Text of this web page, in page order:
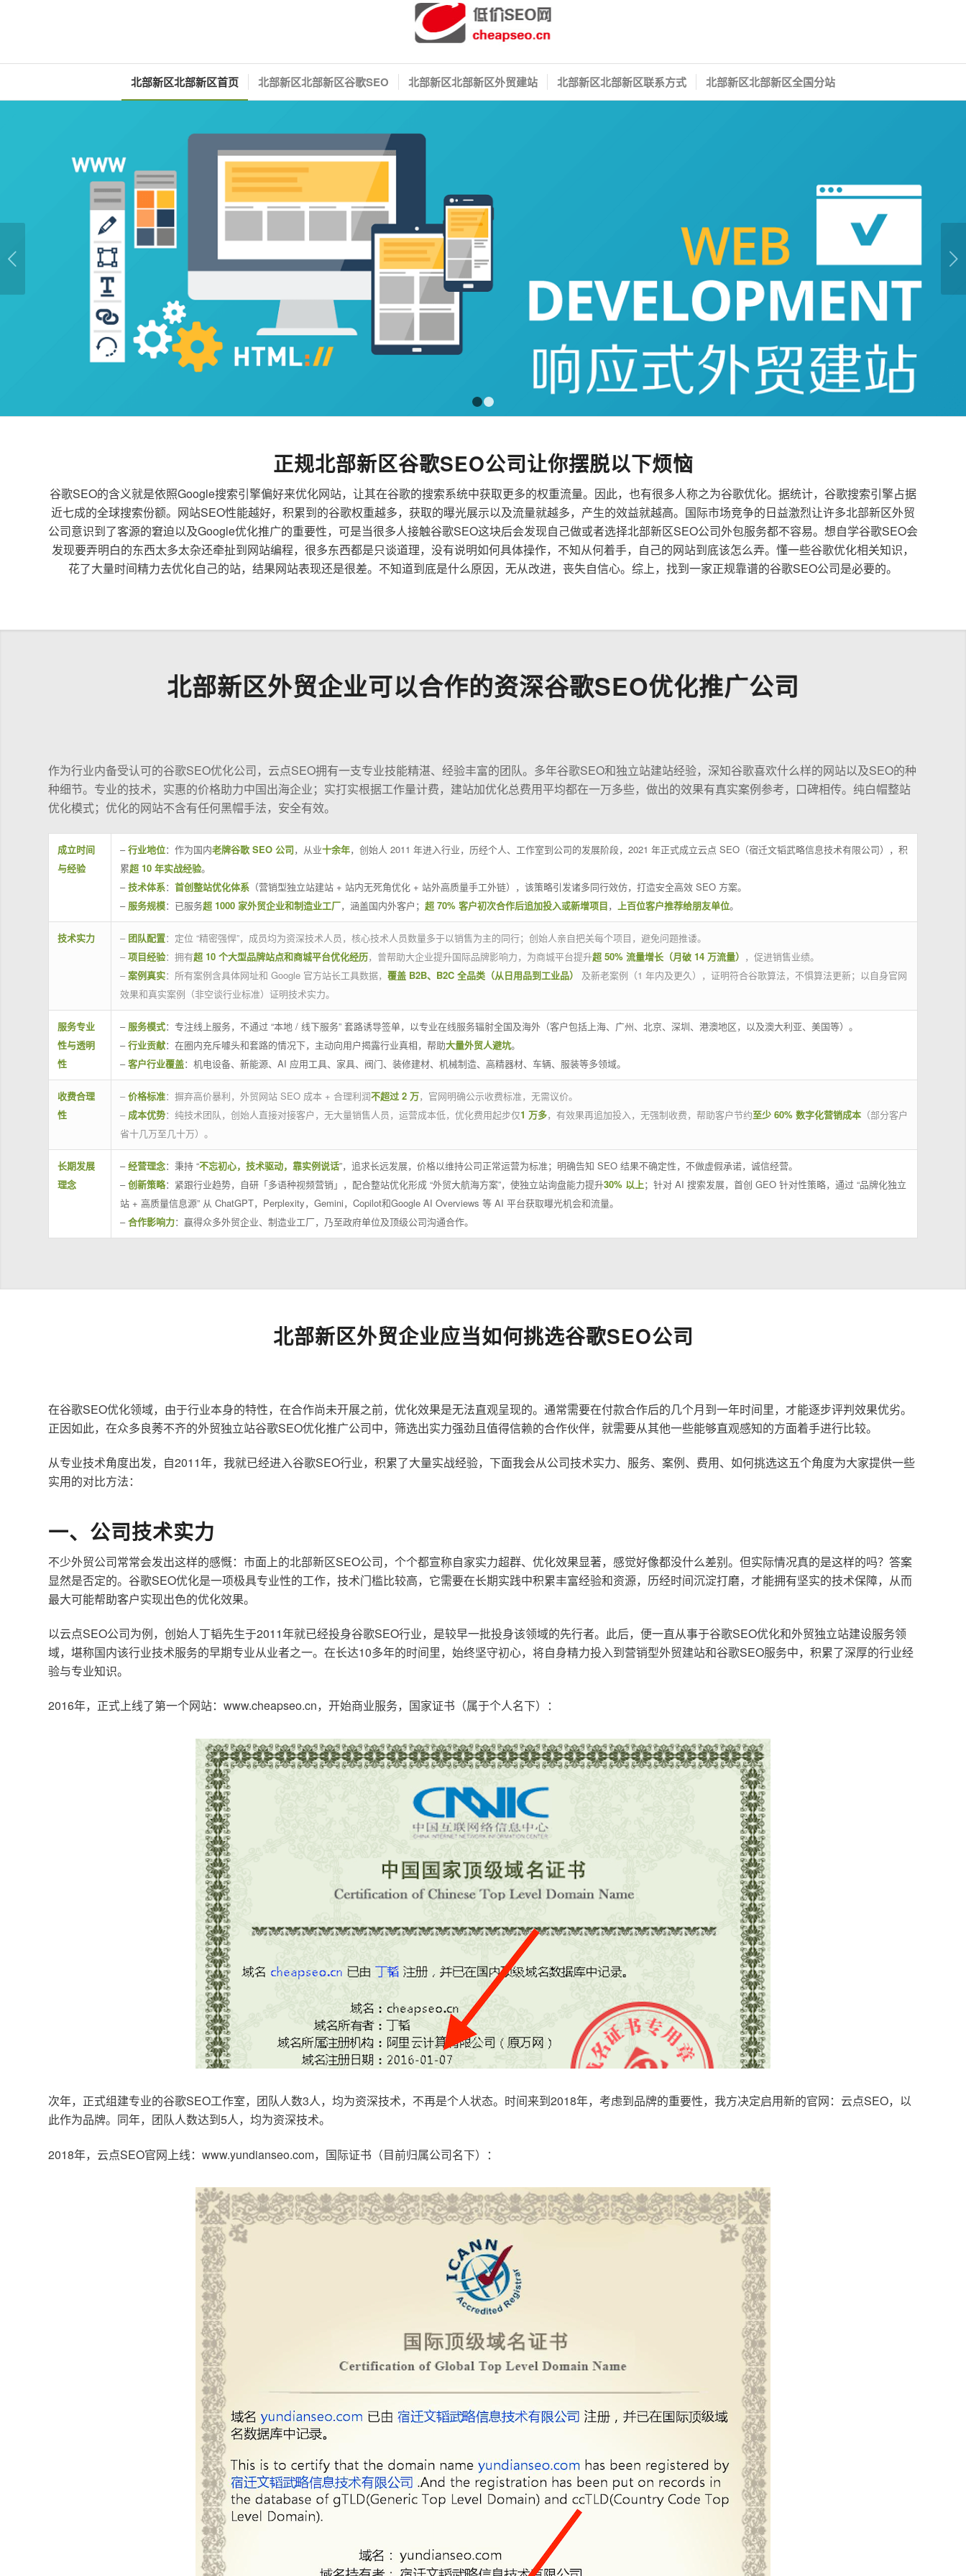
北部新区北部新区首页 北部新区北部新区谷歌SEO 北部新区北部新区外贸建站 北部新区北部新区联系方式 北部新区北部新区全国分站
下一页
正规北部新区谷歌SEO公司让你摆脱以下烦恼
谷歌SEO的含义就是依照Google搜索引擎偏好来优化网站，让其在谷歌的搜索系统中获取更多的权重流量。因此，也有很多人称之为谷歌优化。据统计，谷歌搜索引擎占据
近七成的全球搜索份额。网站SEO性能越好，积累到的谷歌权重越多，获取的曝光展示以及流量就越多，产生的效益就越高。国际市场竞争的日益激烈让许多北部新区外贸
公司意识到了客源的窘迫以及Google优化推广的重要性，可是当很多人接触谷歌SEO这块后会发现自己做或者选择北部新区SEO公司外包服务都不容易。想自学谷歌SEO会
发现要弄明白的东西太多太杂还牵扯到网站编程，很多东西都是只谈道理，没有说明如何具体操作，不知从何着手，自己的网站到底该怎么弄。懂一些谷歌优化相关知识，
花了大量时间精力去优化自己的站，结果网站表现还是很差。不知道到底是什么原因，无从改进，丧失自信心。综上，找到一家正规靠谱的谷歌SEO公司是必要的。
北部新区外贸企业可以合作的资深谷歌SEO优化推广公司
作为行业内备受认可的谷歌SEO优化公司，云点SEO拥有一支专业技能精湛、经验丰富的团队。多年谷歌SEO和独立站建站经验，深知谷歌喜欢什么样的网站以及SEO的种
种细节。专业的技术，实惠的价格助力中国出海企业；实打实根据工作量计费，建站加优化总费用平均都在一万多些，做出的效果有真实案例参考，口碑相传。纯白帽整站
优化模式；优化的网站不含有任何黑帽手法，安全有效。
成立时间
与经验
–行业地位：作为国内老牌谷歌 SEO 公司，从业十余年，创始人 2011 年进入行业，历经个人、工作室到公司的发展阶段，2021 年正式成立云点 SEO（宿迁文韬武略信息技术有限公司），积
累超 10 年实战经验。
–技术体系： 首创整站优化体系 （营销型独立站建站 + 站内无死角优化 + 站外高质量手工外链），该策略引发诸多同行效仿，打造安全高效 SEO 方案。
– 服务规模：已服务超 1000 家外贸企业和制造业工厂，涵盖国内外客户； 超 70% 客户初次合作后追加投入或新增项目， 上百位客户推荐给朋友单位。
技术实力 – 团队配置：定位 “精密强悍”，成员均为资深技术人员，核心技术人员数量多于以销售为主的同行；创始人亲自把关每个项目，避免问题推诿。
– 项目经验：拥有超 10 个大型品牌站点和商城平台优化经历，曾帮助大企业提升国际品牌影响力，为商城平台提升超 50% 流量增长（月破 14 万流量） ，促进销售业绩。
– 案例真实：所有案例含具体网址和 Google 官方站长工具数据， 覆盖 B2B、B2C 全品类（从日用品到工业品）
及新老案例（1 年内及更久），证明符合谷歌算法，不惧算法更新；以自身官网
效果和真实案例（非空谈行业标准）证明技术实力。
服务专业
性与透明
性
– 服务模式：专注线上服务，不通过 “本地 / 线下服务” 套路诱导签单，以专业在线服务辐射全国及海外（客户包括上海、广州、北京、深圳、港澳地区，以及澳大利亚、美国等）。
–行业贡献：在圈内充斥噱头和套路的情况下，主动向用户揭露行业真相，帮助大量外贸人避坑。
–客户行业覆盖：机电设备、新能源、AI 应用工具、家具、阀门、装修建材、机械制造、高精器材、车辆、服装等多领域。
收费合理
性
– 价格标准：摒弃高价暴利，外贸网站 SEO 成本 + 合理利润不超过 2 万，官网明确公示收费标准，无需议价。
– 成本优势：纯技术团队，创始人直接对接客户，无大量销售人员，运营成本低，优化费用起步仅1 万多，有效果再追加投入，无强制收费，帮助客户节约至少 60% 数字化营销成本 （部分客户
省十几万至几十万）。
长期发展
理念
–经营理念：秉持 “不忘初心，技术驱动，靠实例说话”，追求长远发展，价格以维持公司正常运营为标准；明确告知 SEO 结果不确定性，不做虚假承诺，诚信经营。
–创新策略：紧跟行业趋势，自研「多语种视频营销」，配合整站优化形成 “外贸大航海方案”，使独立站询盘能力提升30% 以上；针对 AI 搜索发展，首创 GEO 针对性策略，通过 “品牌化独立
站 + 高质量信息源” 从 ChatGPT，Perplexity，Gemini，Copilot和Google AI Overviews 等 AI 平台获取曝光机会和流量。
–合作影响力：赢得众多外贸企业、制造业工厂，乃至政府单位及顶级公司沟通合作。
北部新区外贸企业应当如何挑选谷歌SEO公司
在谷歌SEO优化领域，由于行业本身的特性，在合作尚未开展之前，优化效果是无法直观呈现的。通常需要在付款合作后的几个月到一年时间里，才能逐步评判效果优劣。
正因如此，在众多良莠不齐的外贸独立站谷歌SEO优化推广公司中，筛选出实力强劲且值得信赖的合作伙伴，就需要从其他一些能够直观感知的方面着手进行比较。
从专业技术角度出发，自2011年，我就已经进入谷歌SEO行业，积累了大量实战经验，下面我会从公司技术实力、服务、案例、费用、如何挑选这五个角度为大家提供一些
实用的对比方法：
一、公司技术实力
不少外贸公司常常会发出这样的感慨：市面上的北部新区SEO公司，个个都宣称自家实力超群、优化效果显著，感觉好像都没什么差别。但实际情况真的是这样的吗？答案
显然是否定的。谷歌SEO优化是一项极具专业性的工作，技术门槛比较高，它需要在长期实践中积累丰富经验和资源，历经时间沉淀打磨，才能拥有坚实的技术保障，从而
最大可能帮助客户实现出色的优化效果。
以云点SEO公司为例，创始人丁韬先生于2011年就已经投身谷歌SEO行业，是较早一批投身该领域的先行者。此后，便一直从事于谷歌SEO优化和外贸独立站建设服务领
域，堪称国内该行业技术服务的早期专业从业者之一。在长达10多年的时间里，始终坚守初心，将自身精力投入到营销型外贸建站和谷歌SEO服务中，积累了深厚的行业经
验与专业知识。
2016年，正式上线了第一个网站：www.cheapseo.cn，开始商业服务，国家证书（属于个人名下）：
次年，正式组建专业的谷歌SEO工作室，团队人数3人，均为资深技术，不再是个人状态。时间来到2018年，考虑到品牌的重要性，我方决定启用新的官网：云点SEO，以
此作为品牌。同年，团队人数达到5人，均为资深技术。
2018年，云点SEO官网上线：www.yundianseo.com，国际证书（目前归属公司名下）：